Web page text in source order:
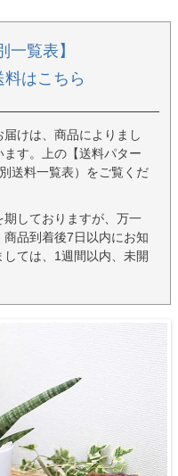
一覧表】
はこちら
けは、商品によりまし
す。上の【送料パター
送料一覧表）をご覧くだ
しておりますが、万一
品到着後7日以内にお知
ては、1週間以内、未開